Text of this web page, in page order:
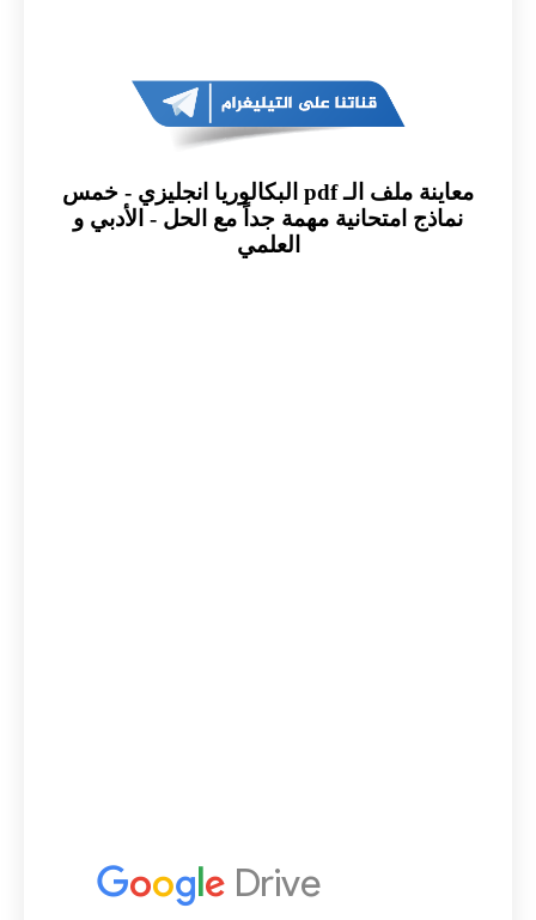
معاينة ملف الـ pdf البكالوريا انجليزي - خمس
نماذج امتحانية مهمة جداً مع الحل - الأدبي و
العلمي